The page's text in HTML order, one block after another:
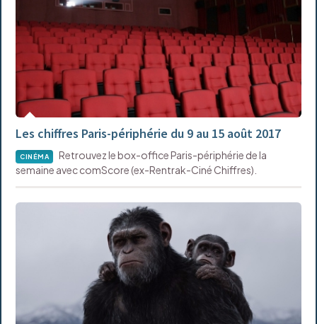
Les chiffres Paris-périphérie du 9 au 15 août 2017
CINÉMA
Retrouvez le box-office Paris-périphérie de la
semaine avec comScore (ex-Rentrak-Ciné Chiffres).